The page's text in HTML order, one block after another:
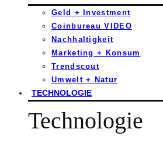
Geld + Investment
Coinbureau VIDEO
Nachhaltigkeit
Marketing + Konsum
Trendscout
Umwelt + Natur
TECHNOLOGIE
Technologie